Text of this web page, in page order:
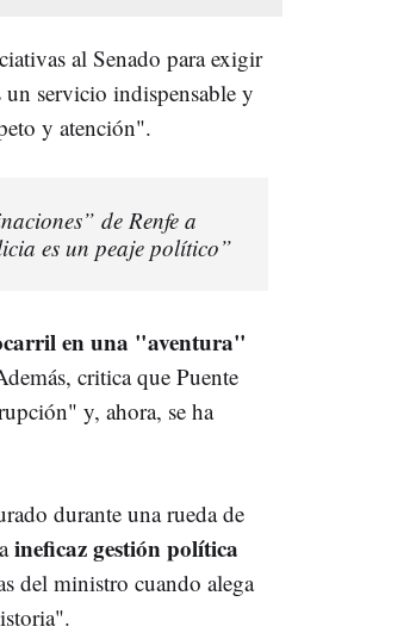
al Senado para exigir
servicio indispensable y
y atención".
de Renfe a
es un peaje político”
en una "aventura"
critica que Puente
y, ahora, se ha
durante una rueda de
ineficaz gestión política
del ministro cuando alega